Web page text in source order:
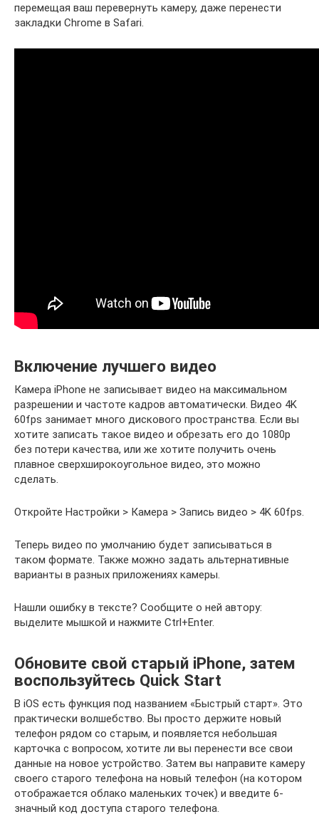
перемещая ваш перевернуть камеру, даже перенести
закладки Chrome в Safari.
Включение лучшего видео
Камера iPhone не записывает видео на максимальном
разрешении и частоте кадров автоматически. Видео 4K
60fps занимает много дискового пространства. Если вы
хотите записать такое видео и обрезать его до 1080p
без потери качества, или же хотите получить очень
плавное сверхширокоугольное видео, это можно
сделать.
Откройте Настройки > Камера > Запись видео > 4K 60fps.
Теперь видео по умолчанию будет записываться в
таком формате. Также можно задать альтернативные
варианты в разных приложениях камеры.
Нашли ошибку в тексте? Сообщите о ней автору:
выделите мышкой и нажмите Ctrl+Enter.
Обновите свой старый iPhone, затем
воспользуйтесь Quick Start
В iOS есть функция под названием «Быстрый старт». Это
практически волшебство. Вы просто держите новый
телефон рядом со старым, и появляется небольшая
карточка с вопросом, хотите ли вы перенести все свои
данные на новое устройство. Затем вы направите камеру
своего старого телефона на новый телефон (на котором
отображается облако маленьких точек) и введите 6-
значный код доступа старого телефона.